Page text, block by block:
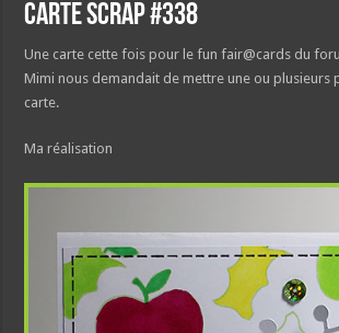
Carte Scrap #338
Une carte cette fois pour le fun fair@cards du
Mimi nous demandait de mettre une ou plusieurs
carte.
Ma réalisation